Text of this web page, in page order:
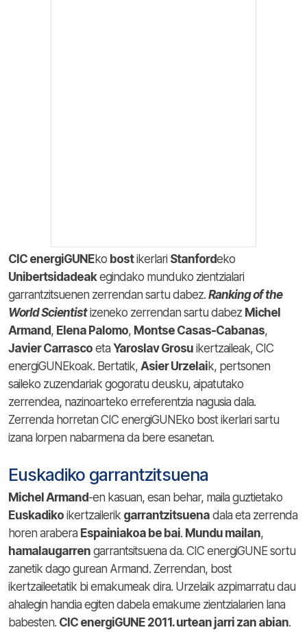
CIC energiGUNEko bostikerlari Stanfordeko
Unibertsidadeakegindako munduko zientzialari
garrantzitsuenen zerrendan sartu dabez. Ranking of the
World Scientistizeneko zerrendan sartu dabez Michel
Armand, Elena Palomo, Montse Casas-Cabanas,
Javier Carrasco eta Yaroslav Grosu ikertzaileak, CIC
energiGUNEkoak. Bertatik, Asier Urzelaik, pertsonen
saileko zuzendariak gogoratu deusku, aipatutako
zerrendea, nazinoarteko erreferentzia nagusia dala.
Zerrenda horretan CIC energiGUNEko bost ikerlari sartu
izana lorpen nabarmena da bere esanetan.
Euskadiko garrantzitsuena
Michel Armand-en kasuan, esan behar, maila guztietako
Euskadiko ikertzailerik garrantzitsuena dala eta zerrenda
horen arabera Espainiakoa be bai. Mundu mailan,
hamalaugarren garrantsitsuena da. CIC energiGUNE sortu
zanetik dago gurean Armand. Zerrendan, bost
ikertzaileetatik bi emakumeak dira. Urzelaik azpimarratu dau
ahalegin handia egiten dabela emakume zientzialarien lana
babesten. CIC energiGUNE 2011. urtean jarri zan abian.